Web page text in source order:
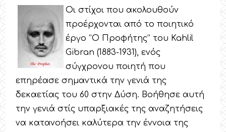
Οι στίχοι που ακολουθούν
προέρχονται από το ποιητικό
έργο “Ο Προφήτης” του Kahlil
Gibran (1883-1931), ενός
σύγχρονου ποιητή που
επηρέασε σημαντικά την γενιά της
δεκαετίας του 60 στην Δύση. Βοήθησε αυτή
την γενιά στίς υπαρξιακές της αναζητήσεις
να κατανοήσει καλύτερα την έννοια της